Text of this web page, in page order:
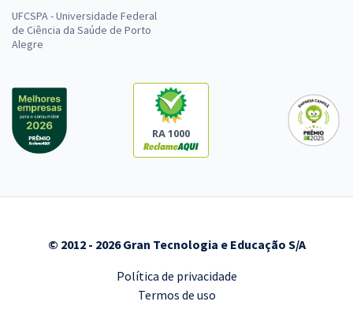
UFCSPA - Universidade Federal
de Ciência da Saúde de Porto
Alegre
RA 1000
© 2012 - 2026 Gran Tecnologia e Educação S/A
Política de privacidade
Termos de uso